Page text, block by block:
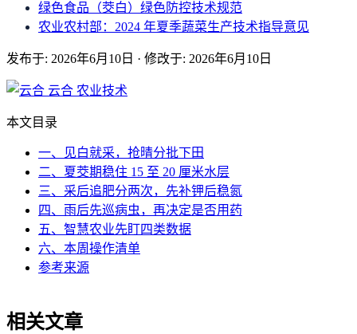
绿色食品（茭白）绿色防控技术规范
农业农村部：2024 年夏季蔬菜生产技术指导意见
发布于: 2026年6月10日 · 修改于: 2026年6月10日
云合 农业技术
本文目录
一、见白就采，抢晴分批下田
二、夏茭期稳住 15 至 20 厘米水层
三、采后追肥分两次，先补钾后稳氮
四、雨后先巡病虫，再决定是否用药
五、智慧农业先盯四类数据
六、本周操作清单
参考来源
相关文章